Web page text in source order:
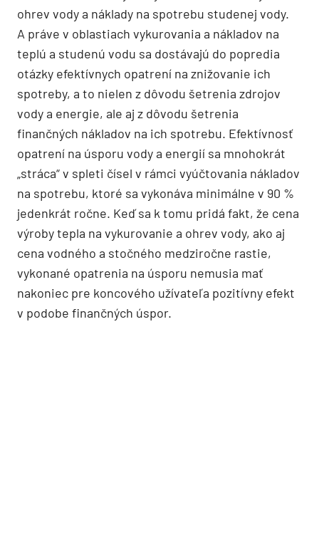
ohrev vody a náklady na spotrebu studenej vody.
A práve v oblastiach vykurovania a nákladov na
teplú a studenú vodu sa dostávajú do popredia
otázky efektívnych opatrení na znižovanie ich
spotreby, a to nielen z dôvodu šetrenia zdrojov
vody a energie, ale aj z dôvodu šetrenia
finančných nákladov na ich spotrebu. Efektívnosť
opatrení na úsporu vody a energií sa mnohokrát
„stráca“ v spleti čísel v rámci vyúčtovania nákladov
na spotrebu, ktoré sa vykonáva minimálne v 90 %
jedenkrát ročne. Keď sa k tomu pridá fakt, že cena
výroby tepla na vykurovanie a ohrev vody, ako aj
cena vodného a stočného medziročne rastie,
vykonané opatrenia na úsporu nemusia mať
nakoniec pre koncového užívateľa pozitívny efekt
v podobe finančných úspor.